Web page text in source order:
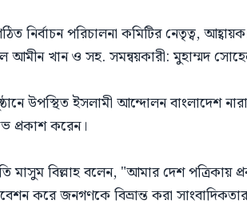
নির্বাচন পরিচালনা কমিটির নেতৃত্ব,
আমীন খান ও সহ. সমন্বয়কারী: মুহাম্মদ
উপস্থিত ইসলামী আন্দোলন বাংলাদেশ
প্রকাশ করেন।
মাসুম বিল্লাহ বলেন, "আমার দেশ পত্রিকায়
করে জনগণকে বিভ্রান্ত করা